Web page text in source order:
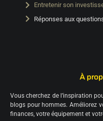
Entretenir son
Réponses aux
À
Vous cherchez de l’inspiration
blogs pour hommes. Améliorez
finances, votre équipement et